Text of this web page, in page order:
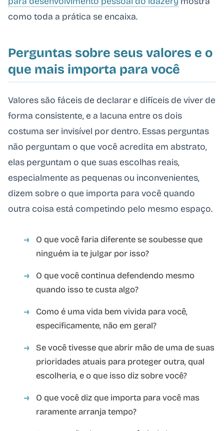
como toda a prática se encaixa.
Perguntas sobre seus valores e o
que mais importa para você
Valores são fáceis de declarar e difíceis de viver de
forma consistente, e a lacuna entre os dois
costuma ser invisível por dentro. Essas perguntas
não perguntam o que você acredita em abstrato,
elas perguntam o que suas escolhas reais,
especialmente as pequenas ou inconvenientes,
dizem sobre o que importa para você quando
outra coisa está competindo pelo mesmo espaço.
O que você faria diferente se soubesse que
ninguém ia te julgar por isso?
O que você continua defendendo mesmo
quando isso te custa algo?
Como é uma vida bem vivida para você,
especificamente, não em geral?
Se você tivesse que abrir mão de uma de suas
prioridades atuais para proteger outra, qual
escolheria, e o que isso diz sobre você?
O que você diz que importa para você mas
raramente arranja tempo?